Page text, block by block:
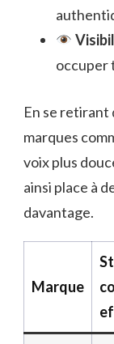
occuper
En se retirant
marques
voix plus
ainsi place à
davantage.
Marque